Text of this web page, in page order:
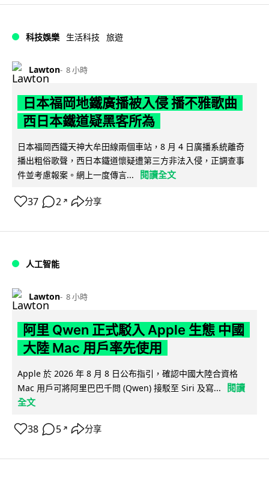
科技娛樂 生活科技 旅遊
Lawton 8 小時
日本福岡地鐵廣播被入侵 播不雅歌曲
西日本鐵道疑黑客所為
日本福岡西鐵天神大牟田線兩個車站，8 月 4 日廣播系統離奇
播出粗俗歌聲，西日本鐵道懷疑遭第三方非法入侵，正調查事
件並考慮報案。網上一度傳言...
閱讀全文
37 2 ↗ 分享
人工智能
Lawton 8 小時
阿里 Qwen 正式駁入 Apple 生態 中國
大陸 Mac 用戶率先使用
Apple 於 2026 年 8 月 8 日公布指引，確認中國大陸合資格
Mac 用戶可將阿里巴巴千問 (Qwen) 接駁至 Siri 及寫...
閱讀
全文
38 5 ↗ 分享